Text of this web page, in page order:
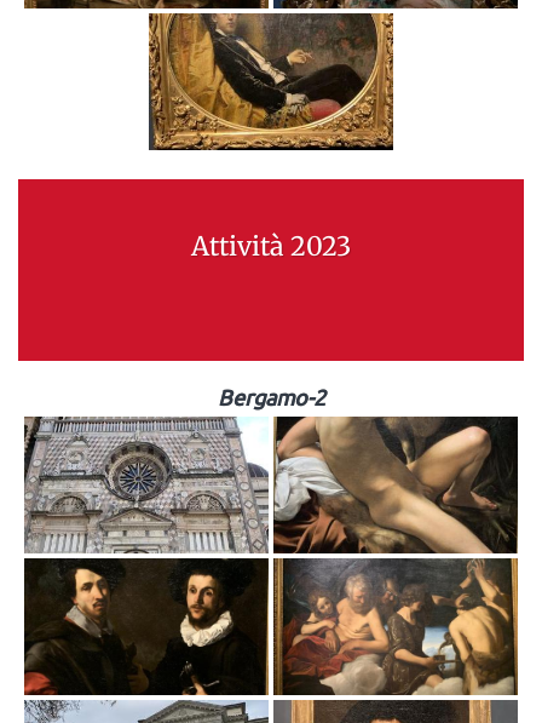
Attività 2023
Bergamo-2